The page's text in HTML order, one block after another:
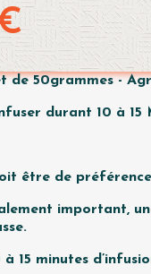
de 50grammes -
durant 10 à 15
être de
important,
15 minutes